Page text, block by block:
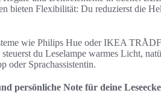
bieten Flexibilität: Du reduzierst die
wie Philips Hue oder IKEA
du Leselampe warmes Licht,
oder Sprachassistentin.
persönliche Note für deine Leseecke